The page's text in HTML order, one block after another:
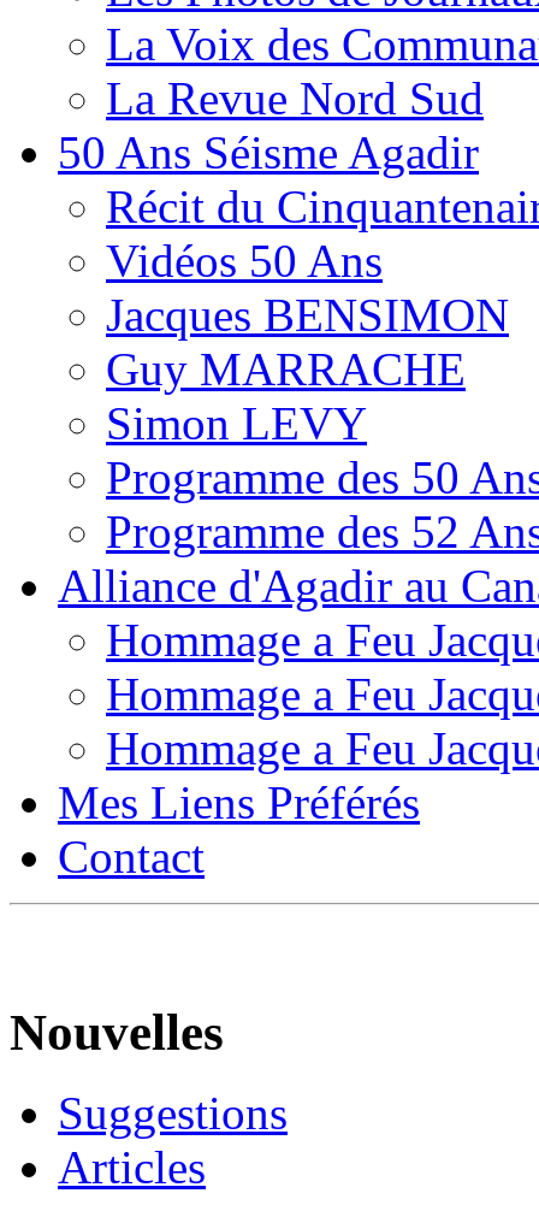
La Voix des
La Revue Nord Sud
50 Ans Séisme Agadir
Récit du
Vidéos 50 Ans
Jacques BENSIMON
Guy MARRACHE
Simon LEVY
Programme des 50
Programme des 52
Alliance d'Agadir au
Hommage a Feu
Hommage a Feu
Hommage a Feu
Mes Liens Préférés
Contact
Nouvelles
Suggestions
Articles